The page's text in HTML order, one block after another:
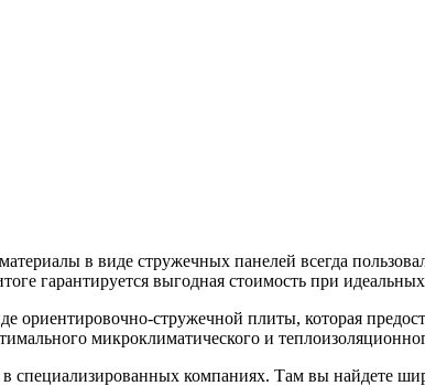
в виде стружечных панелей всегда
гарантируется выгодная стоимость при
стружечной плиты, которая
микроклиматического и
специализированных компаниях. Там вы найдете